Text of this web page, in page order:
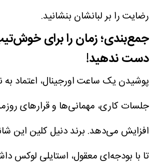
رضایت را بر لبانشان بنشانید.
جمع‌بندی؛ زمان را برای
دست ندهید!
پوشیدن یک ساعت اورجینال، اعتماد
جلسات کاری، مهمانی‌ها و قرارهای
افزایش می‌دهد. برند دنیل کلین این
تا با بودجه‌ای معقول، استایلی لوکس